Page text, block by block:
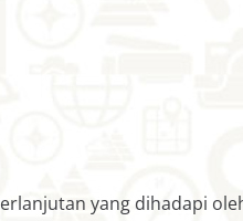
yang dihadapi